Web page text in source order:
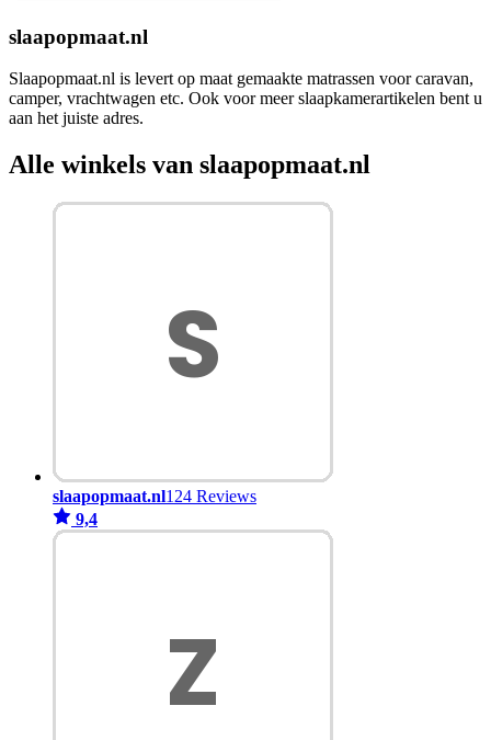
slaapopmaat.nl
Slaapopmaat.nl is levert op maat gemaakte matrassen voor caravan,
camper, vrachtwagen etc. Ook voor meer slaapkamerartikelen bent u
aan het juiste adres.
Alle winkels van slaapopmaat.nl
slaapopmaat.nl124 Reviews
9,4